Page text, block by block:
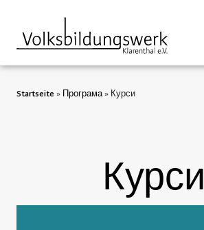
Startseite » Програма» Курси
Курси